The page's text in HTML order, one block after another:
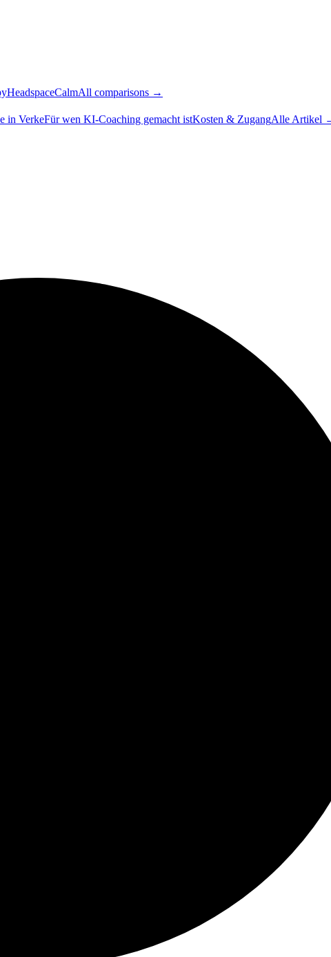
HeadspaceCalmAll comparisons →
in VerkeFür wen KI-Coaching gemacht istKosten & ZugangAlle Artikel